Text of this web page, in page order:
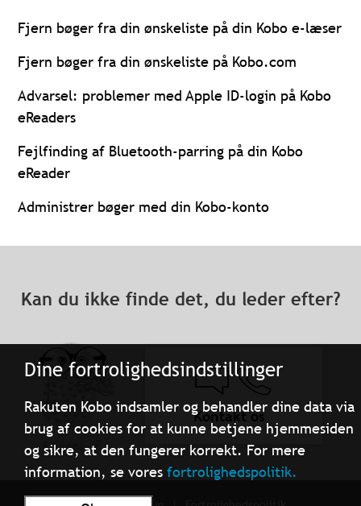
Dine fortrolighedsindstillinger
Rakuten Kobo indsamler og behandler dine data via
brug af cookies for at kunne betjene hjemmesiden
og sikre, at den fungerer korrekt. For mere
information, se voresfortrolighedspolitik.
Fjern bøger fra din ønskeliste på din Kobo e-læser
Fjern bøger fra din ønskeliste på Kobo.com
Advarsel: problemer med Apple ID-login på Kobo
eReaders
Fejlfinding af Bluetooth-parring på din Kobo
eReader
Administrer bøger med din Kobo-konto
Kan du ikke finde det, du leder efter?
Kontakt os